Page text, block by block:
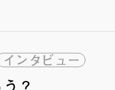
インタビュー